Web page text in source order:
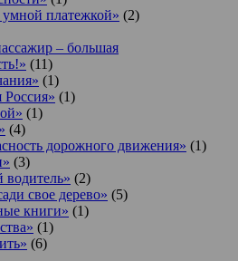
умной платежкой» (2)
– большая
(11)
(1)
Россия» (1)
(1)
(4)
дорожного движения» (1)
(3)
(2)
свое дерево» (5)
книги» (1)
(1)
(6)